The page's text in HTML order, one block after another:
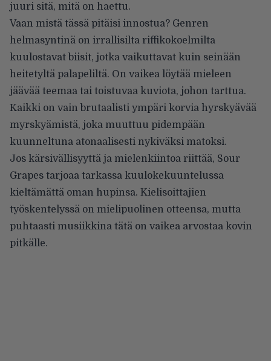
juuri sitä, mitä on haettu.
Vaan mistä tässä pitäisi innostua? Genren
helmasyntinä on irrallisilta riffikokoelmilta
kuulostavat biisit, jotka vaikuttavat kuin seinään
heitetyltä palapeliltä. On vaikea löytää mieleen
jäävää teemaa tai toistuvaa kuviota, johon tarttua.
Kaikki on vain brutaalisti ympäri korvia hyrskyävää
myrskyämistä, joka muuttuu pidempään
kuunneltuna atonaalisesti nykiväksi matoksi.
Jos kärsivällisyyttä ja mielenkiintoa riittää, Sour
Grapes tarjoaa tarkassa kuulokekuuntelussa
kieltämättä oman hupinsa. Kielisoittajien
työskentelyssä on mielipuolinen otteensa, mutta
puhtaasti musiikkina tätä on vaikea arvostaa kovin
pitkälle.